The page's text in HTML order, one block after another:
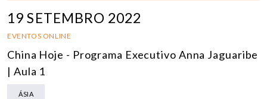
19 SETEMBRO 2022
EVENTOS ONLINE
China Hoje - Programa Executivo Anna Jaguaribe
| Aula 1
ÁSIA